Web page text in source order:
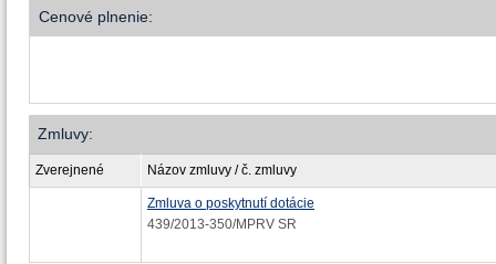
Cenové plnenie:
Zmluvy:
Zverejnené Názov zmluvy / č. zmluvy
Zmluva o poskytnutí dotácie
439/2013-350/MPRV SR